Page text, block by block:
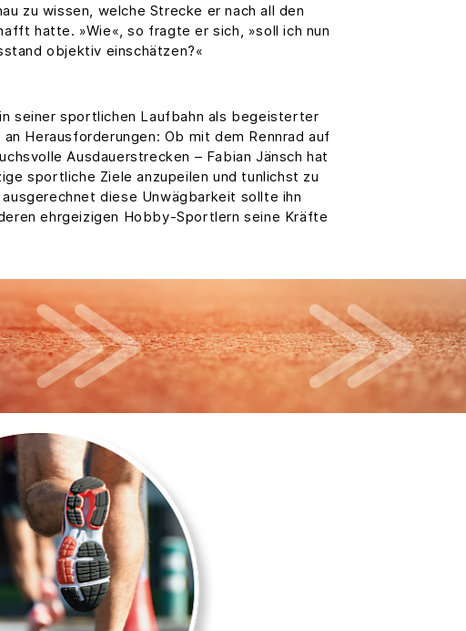
zu wissen, welche Strecke er nach all den
hatte. »Wie«, so fragte er sich, »soll ich nun
objektiv einschätzen?«
seiner sportlichen Laufbahn als begeisterter
Herausforderungen: Ob mit dem Rennrad auf
Ausdauerstrecken – Fabian Jänsch hat
sportliche Ziele anzupeilen und tunlichst zu
diese Unwägbarkeit sollte ihn
ehrgeizigen Hobby-Sportlern seine Kräfte